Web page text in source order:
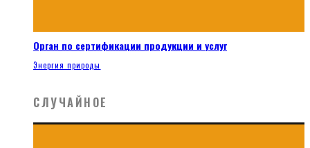
Орган по сертификации продукции и услуг
Энергия природы
СЛУЧАЙНОЕ